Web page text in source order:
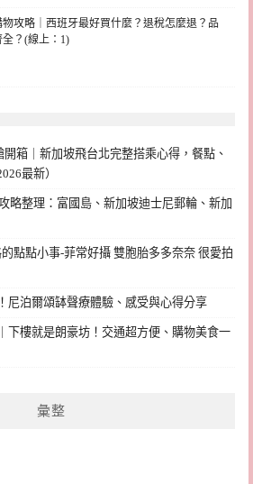
物攻略｜西班牙最好買什麼？退稅怎麼退？品
全？(線上：1)
箱｜新加坡飛台北完整搭乘心得，餐點、
最新）
略整理：富國島、新加坡迪士尼郵輪、新加
點點小事-菲常好攝 雙胞胎多多奈奈 很愛拍
尼泊爾頌缽聲療體驗、感受與心得分享
下樓就是朗豪坊！交通超方便、購物美食一
彙整